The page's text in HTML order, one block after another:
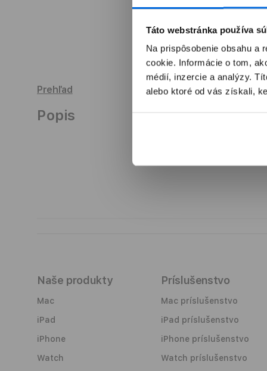
Táto webstránka používa
Na prispôsobenie obsahu a
cookie. Informácie o tom,
médií, inzercie a analýzy.
alebo ktoré od vás získali,
v
Prehľad
Popis
Naše produkty
Mac
iPad
iPhone
Watch
Príslušenstvo
Mac príslušenstvo
iPad príslušenstvo
iPhone príslušenstvo
Watch príslušenstvo